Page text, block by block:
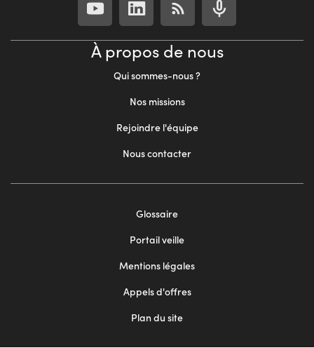
À propos de nous
Qui sommes-nous ?
Nos missions
Rejoindre l'équipe
Nous contacter
Glossaire
Portail veille
Mentions légales
Appels d'offres
Plan du site